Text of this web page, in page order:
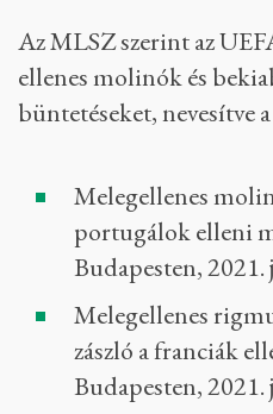
Az MLSZ szerint az
ellenes molinók és
büntetéseket, nevesítve
Melegellenes
portugálok elleni
Budapesten,
Melegellenes
zászló a franciák
Budapesten,